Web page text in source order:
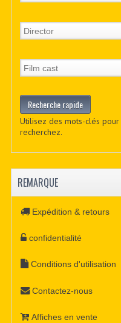
Utilisez des mots-clés
recherchez.
REMARQUE
Expédition & retours
confidentialité
Conditions d'utilisation
Contactez-nous
Affiches en vente